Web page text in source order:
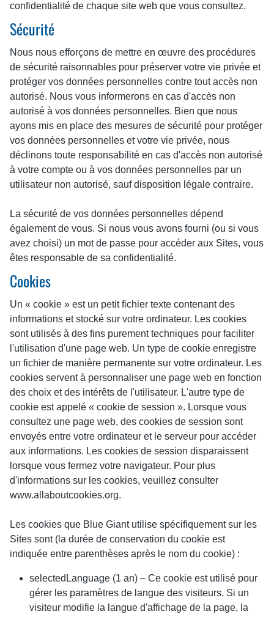
confidentialité de chaque site web que vous consultez.
Sécurité
Nous nous efforçons de mettre en œuvre des procédures
de sécurité raisonnables pour préserver votre vie privée et
protéger vos données personnelles contre tout accès non
autorisé. Nous vous informerons en cas d'accès non
autorisé à vos données personnelles. Bien que nous
ayons mis en place des mesures de sécurité pour protéger
vos données personnelles et votre vie privée, nous
déclinons toute responsabilité en cas d'accès non autorisé
à votre compte ou à vos données personnelles par un
utilisateur non autorisé, sauf disposition légale contraire.
La sécurité de vos données personnelles dépend
également de vous. Si nous vous avons fourni (ou si vous
avez choisi) un mot de passe pour accéder aux Sites, vous
êtes responsable de sa confidentialité.
Cookies
Un « cookie » est un petit fichier texte contenant des
informations et stocké sur votre ordinateur. Les cookies
sont utilisés à des fins purement techniques pour faciliter
l'utilisation d'une page web. Un type de cookie enregistre
un fichier de manière permanente sur votre ordinateur. Les
cookies servent à personnaliser une page web en fonction
des choix et des intérêts de l'utilisateur. L'autre type de
cookie est appelé « cookie de session ». Lorsque vous
consultez une page web, des cookies de session sont
envoyés entre votre ordinateur et le serveur pour accéder
aux informations. Les cookies de session disparaissent
lorsque vous fermez votre navigateur. Pour plus
d'informations sur les cookies, veuillez consulter
www.allaboutcookies.org.
Les cookies que Blue Giant utilise spécifiquement sur les
Sites sont (la durée de conservation du cookie est
indiquée entre parenthèses après le nom du cookie) :
selectedLanguage (1 an) – Ce cookie est utilisé pour
gérer les paramètres de langue des visiteurs. Si un
visiteur modifie la langue d'affichage de la page, la